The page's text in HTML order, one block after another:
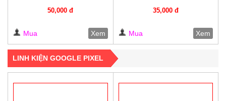
50,000 đ
Mua Xem
35,000 đ
Mua Xem
LINH KIỆN GOOGLE PIXEL